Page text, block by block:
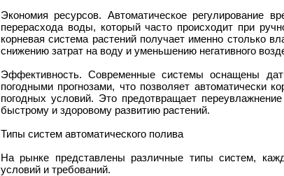
Экономия ресурсов. Автоматическое регулирование
перерасхода воды, который часто происходит при
корневая система растений получает именно столько
снижению затрат на воду и уменьшению негативного
Эффективность. Современные системы оснащены
погодными прогнозами, что позволяет автоматически
погодных условий. Это предотвращает
быстрому и здоровому развитию растений.
Типы систем автоматического полива
На рынке представлены различные типы систем,
условий и требований.